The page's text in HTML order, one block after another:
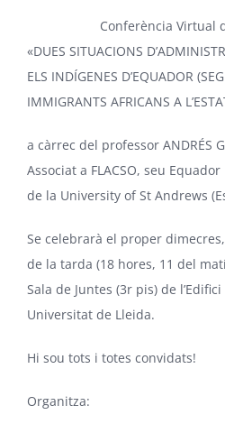
Conferència Virtual
«DUES SITUACIONS
ELS INDÍGENES D’EQUADOR
IMMIGRANTS AFRICANS A
a càrrec del professor ANDRÉS
Associat a FLACSO, seu
de la University of St Andrews
Se celebrarà el proper
de la tarda (18 hores, 11 del
Sala de Juntes (3r pis) de
Universitat de Lleida.
Hi sou tots i totes convidats!
Organitza: